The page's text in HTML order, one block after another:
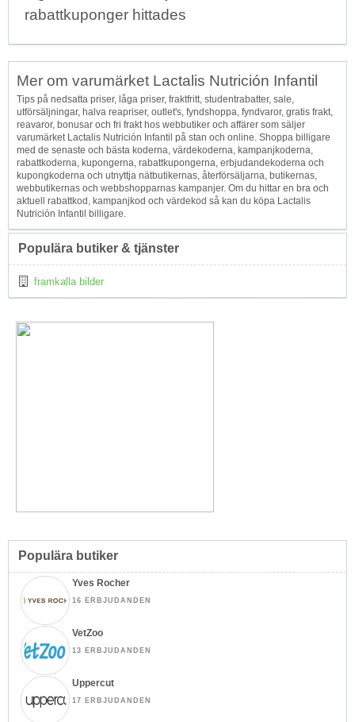
rabattkuponger hittades
Mer om varumärket Lactalis Nutrición Infantil
Tips på nedsatta priser, låga priser, fraktfritt, studentrabatter, sale,
utförsäljningar, halva reapriser, outlet's, fyndshoppa, fyndvaror, gratis frakt,
reavaror, bonusar och fri frakt hos webbutiker och affärer som säljer
varumärket Lactalis Nutrición Infantil på stan och online. Shoppa billigare
med de senaste och bästa koderna, värdekoderna, kampanjkoderna,
rabattkoderna, kupongerna, rabattkupongerna, erbjudandekoderna och
kupongkoderna och utnyttja nätbutikernas, återförsäljarna, butikernas,
webbutikernas och webbshopparnas kampanjer. Om du hittar en bra och
aktuell rabattkod, kampanjkod och värdekod så kan du köpa Lactalis
Nutrición Infantil billigare.
Populära butiker & tjänster
framkalla bilder
Populära butiker
Yves Rocher
16 ERBJUDANDEN
VetZoo
13 ERBJUDANDEN
Uppercut
17 ERBJUDANDEN